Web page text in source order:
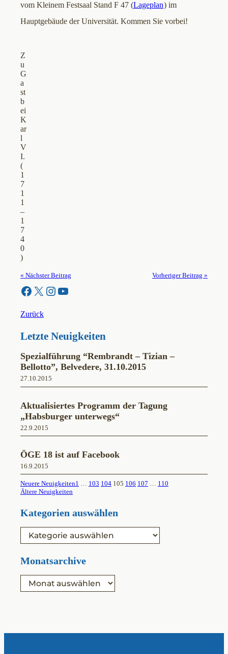
vom Kleinem Festsaal Stand F 47 (Lageplan) im
Hauptgebäude der Universität. Kommen Sie vorbei!
Z
u
G
a
st
b
ei
K
ar
l
V
I.
(
1
7
1
1
–
1
7
4
0
)
« Nächster Beitrag Vorheriger Beitrag »
Facebook X Instagram YouTube
Zurück
Letzte Neuigkeiten
Spezialführung “Rembrandt – Tizian –
Bellotto”, Belvedere, 31.10.2015
27.10.2015
Aktualisiertes Programm der Tagung
„Habsburger unterwegs“
22.9.2015
ÖGE 18 ist auf Facebook
16.9.2015
Neuere Neuigkeiten1 … 103 104 105 106 107 … 110
Ältere Neuigkeiten
Kategorien auswählen
g
Monatsarchive